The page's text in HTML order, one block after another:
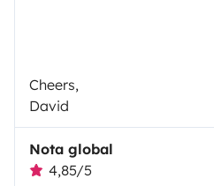
Cheers,
David
Nota global
4,85/5